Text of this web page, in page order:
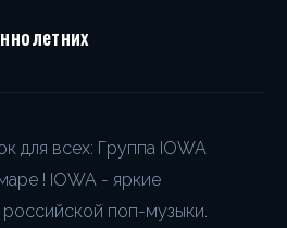
для всех: Группа IOWA
! IOWA - яркие
поп-музыки.